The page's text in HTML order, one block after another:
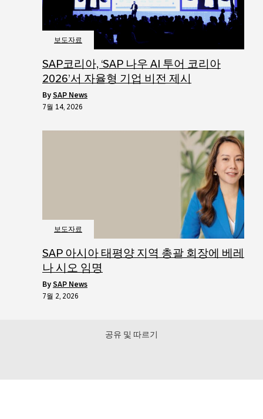
보도자료
SAP코리아, ‘SAP 나우 AI 투어 코리아
2026’서 자율형 기업 비전 제시
by SAP News
7월 14, 2026
보도자료
SAP 아시아 태평양 지역 총괄 회장에 베레
나 시오 임명
by SAP News
7월 2, 2026
공유 및 따르기